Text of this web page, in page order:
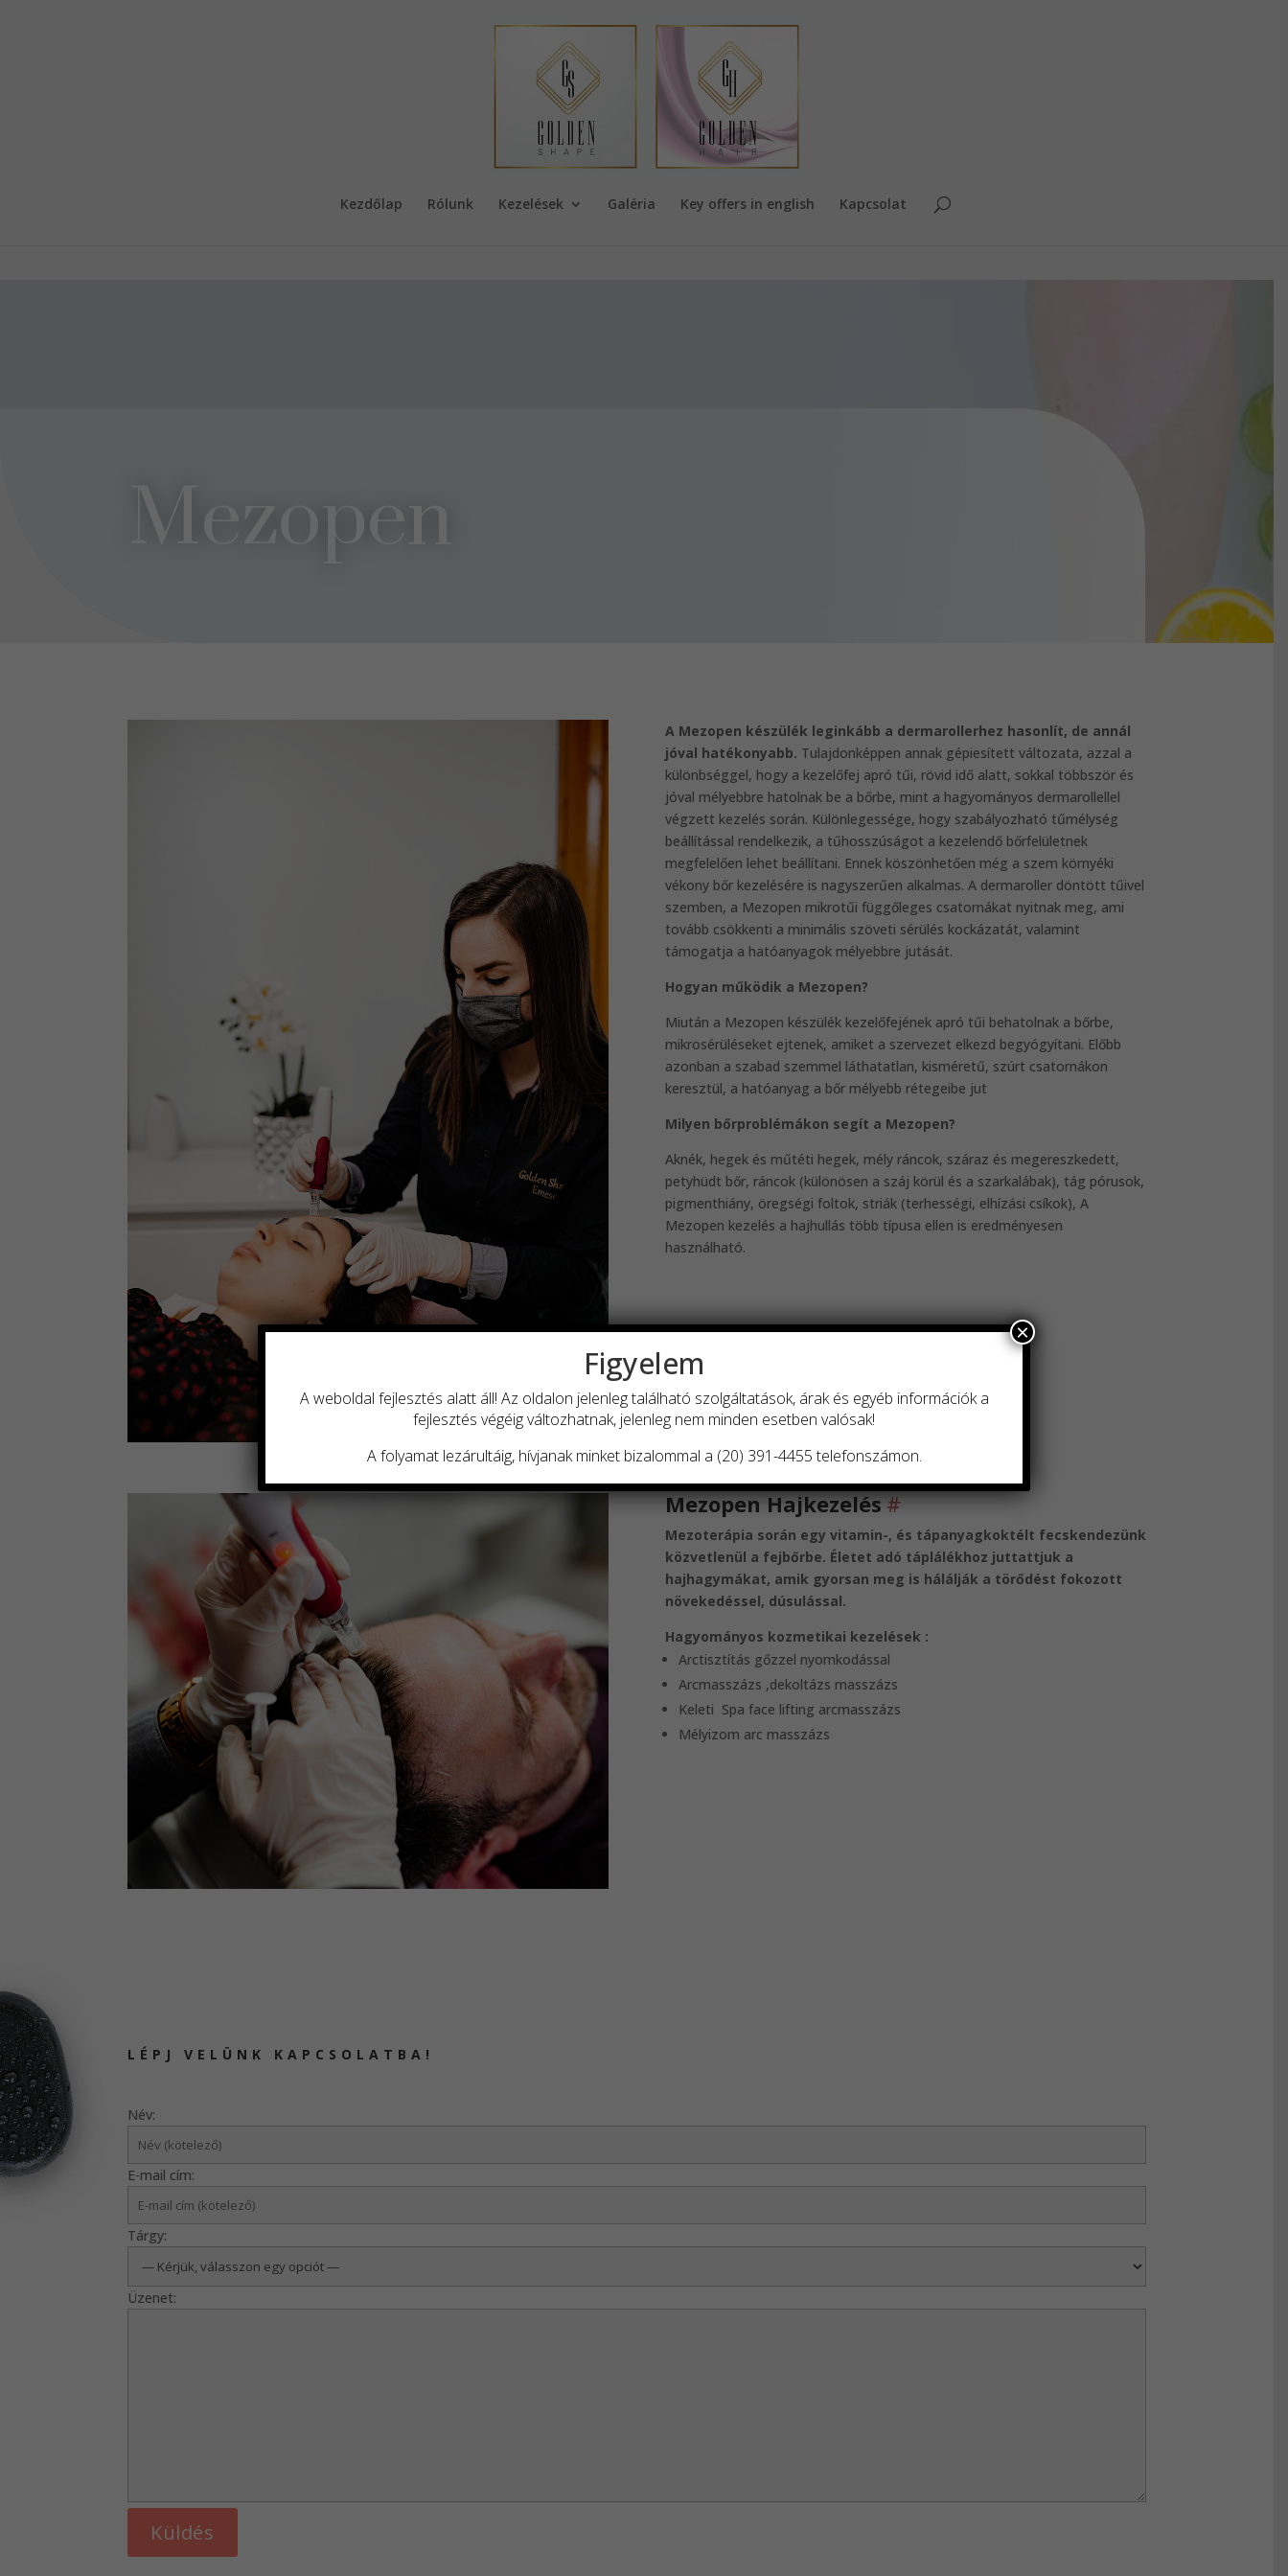
Kezdőlap Rólunk Kezelések Galéria Key offers in english Kapcsolat
Mezopen
A Mezopen készülék leginkább a dermarollerhez hasonlít, de annál
jóval hatékonyabb. Tulajdonképpen annak gépiesített változata, azzal a
különbséggel, hogy a kezelőfej apró tűi, rövid idő alatt, sokkal többször és
jóval mélyebbre hatolnak be a bőrbe, mint a hagyományos dermarollellel
végzett kezelés során. Különlegessége, hogy szabályozható tűmélység
beállítással rendelkezik, a tűhosszúságot a kezelendő bőrfelületnek
megfelelően lehet beállítani. Ennek köszönhetően még a szem környéki
vékony bőr kezelésére is nagyszerűen alkalmas. A dermaroller döntött tűivel
szemben, a Mezopen mikrotűi függőleges csatornákat nyitnak meg, ami
tovább csökkenti a minimális szöveti sérülés kockázatát, valamint
támogatja a hatóanyagok mélyebbre jutását.
Hogyan működik a Mezopen?
Miután a Mezopen készülék kezelőfejének apró tűi behatolnak a bőrbe,
mikrosérüléseket ejtenek, amiket a szervezet elkezd begyógyítani. Előbb
azonban a szabad szemmel láthatatlan, kisméretű, szúrt csatornákon
keresztül, a hatóanyag a bőr mélyebb rétegeibe jut
Milyen bőrproblémákon segít a Mezopen?
Aknék, hegek és műtéti hegek, mély ráncok, száraz és megereszkedett,
petyhüdt bőr, ráncok (különösen a száj körül és a szarkalábak), tág pórusok,
pigmenthiány, öregségi foltok, striák (terhességi, elhízási csíkok), A
Mezopen kezelés a hajhullás több típusa ellen is eredményesen
használható.
Mezopen Hajkezelés#
Mezoterápia során egy vitamin-, és tápanyagkoktélt fecskendezünk
közvetlenül a fejbőrbe. Életet adó táplálékhoz juttattjuk a
hajhagymákat, amik gyorsan meg is hálálják a törődést fokozott
növekedéssel, dúsulással.
Hagyományos kozmetikai kezelések :
Arctisztítás gőzzel nyomkodással
Arcmasszázs ,dekoltázs masszázs
Keleti Spa face lifting arcmasszázs
Mélyizom arc masszázs
LÉPJ VELÜNK KAPCSOLATBA!
Név:
E-mail cím:
Tárgy:
Üzenet:
Figyelem
A weboldal fejlesztés alatt áll! Az oldalon jelenleg található szolgáltatások, árak és egyéb információk a
fejlesztés végéig változhatnak, jelenleg nem minden esetben valósak!
A folyamat lezárultáig, hívjanak minket bizalommal a (20) 391-4455 telefonszámon.
×